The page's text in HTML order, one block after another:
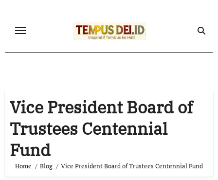
content
Vice President Board of
Trustees Centennial
Fund
Home Blog Vice President Board of Trustees Centennial Fund